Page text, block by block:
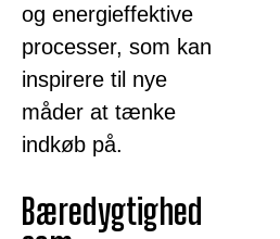
og energieffektive
processer, som kan
inspirere til nye
måder at tænke
indkøb på.
Bæredygtighed